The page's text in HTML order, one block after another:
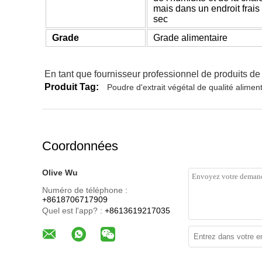
mais dans un endroit frais
sec
Grade
Grade alimentaire
En tant que fournisseur professionnel de produits
Produit Tag:
Poudre d'extrait végétal de qualité
Coordonnées
Olive Wu
Numéro de téléphone :
+8618706717909
Quel est l'app? : +8613619217035